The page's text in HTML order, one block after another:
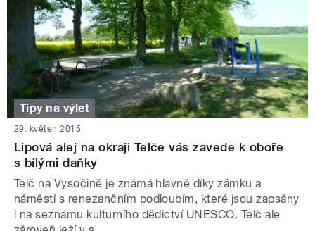
Tipy na výlet
29. květen 2015
Lipová alej na okraji Telče vás zavede k oboře
s bílými daňky
Telč na Vysočině je známá hlavně díky zámku a
náměstí s renezančním podloubím, které jsou zapsány
i na seznamu kulturního dědictví UNESCO. Telč ale